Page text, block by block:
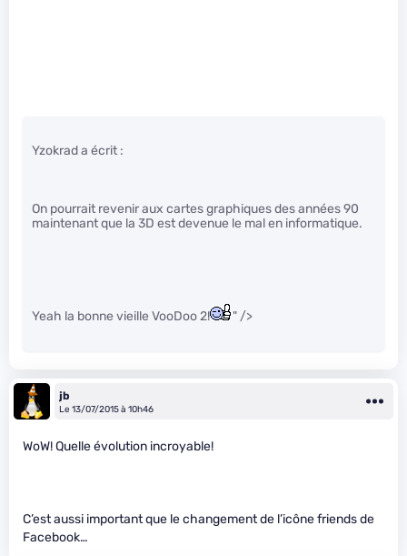
Yzokrad a écrit :
On pourrait revenir aux cartes graphiques des années 90
maintenant que la 3D est devenue le mal en informatique.
Yeah la bonne vieille VooDoo 2! " />
jb
Le 13/07/2015 à 10h46
WoW! Quelle évolution incroyable!
C’est aussi important que le changement de l’icône friends de
Facebook…